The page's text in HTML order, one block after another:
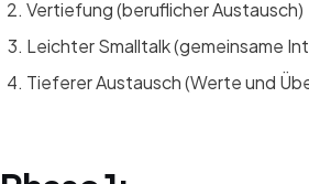
Vertiefung (beruflicher Austausch)
Leichter Smalltalk (gemeinsame
Tieferer Austausch (Werte und